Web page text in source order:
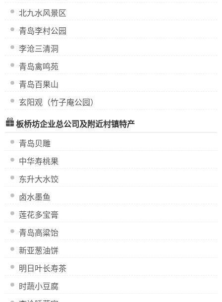
北九水风景区
青岛李村公园
李沧三清洞
青岛禽鸣苑
青岛百果山
玄阳观（竹子庵公园）
板桥坊企业总公司及附近村镇特产
青岛贝雕
中华寿桃果
东升大水饺
卤水墨鱼
莲花多宝膏
青岛高粱饴
新亚葱油饼
明日叶长寿茶
时蔬小豆腐